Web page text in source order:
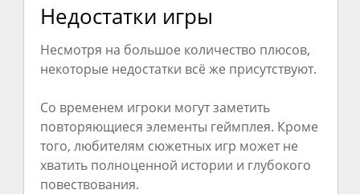
Недостатки игры
Несмотря на большое количество плюсов,
некоторые недостатки всё же присутствуют.
Со временем игроки могут заметить
повторяющиеся элементы геймплея. Кроме
того, любителям сюжетных игр может не
хватить полноценной истории и глубокого
повествования.